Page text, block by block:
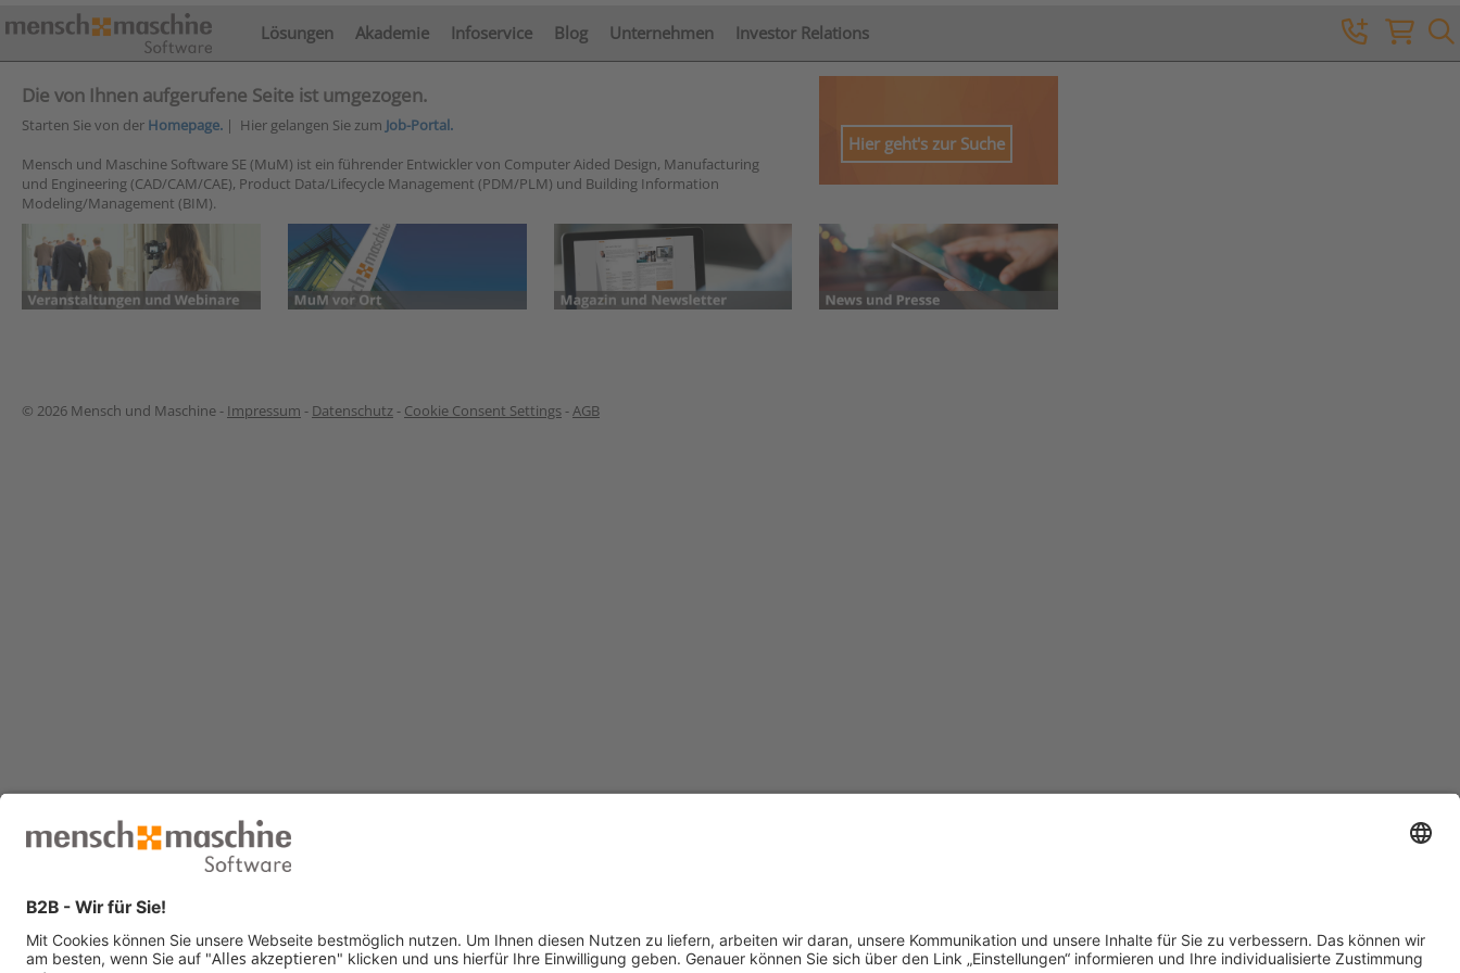
Lösungen Akademie Infoservice Blog Unternehmen Investor Relations
Die von Ihnen aufgerufene Seite ist umgezogen.
Starten Sie von der Homepage. | Hier gelangen Sie zum Job-Portal.
Mensch und Maschine Software SE (MuM) ist ein führender Entwickler von Computer Aided Design, Manufacturing
und Engineering (CAD/CAM/CAE), Product Data/Lifecycle Management (PDM/PLM) und Building Information
Modeling/Management (BIM).
Hier geht's zur Suche
© 2026 Mensch und Maschine - Impressum - Datenschutz- Cookie Consent Settings-AGB